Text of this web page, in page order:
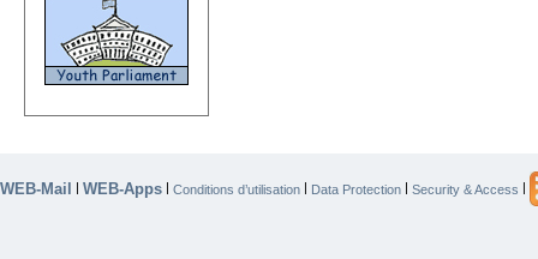
WEB-Mail WEB-Apps Conditions d’utilisation Data Protection Security & Access